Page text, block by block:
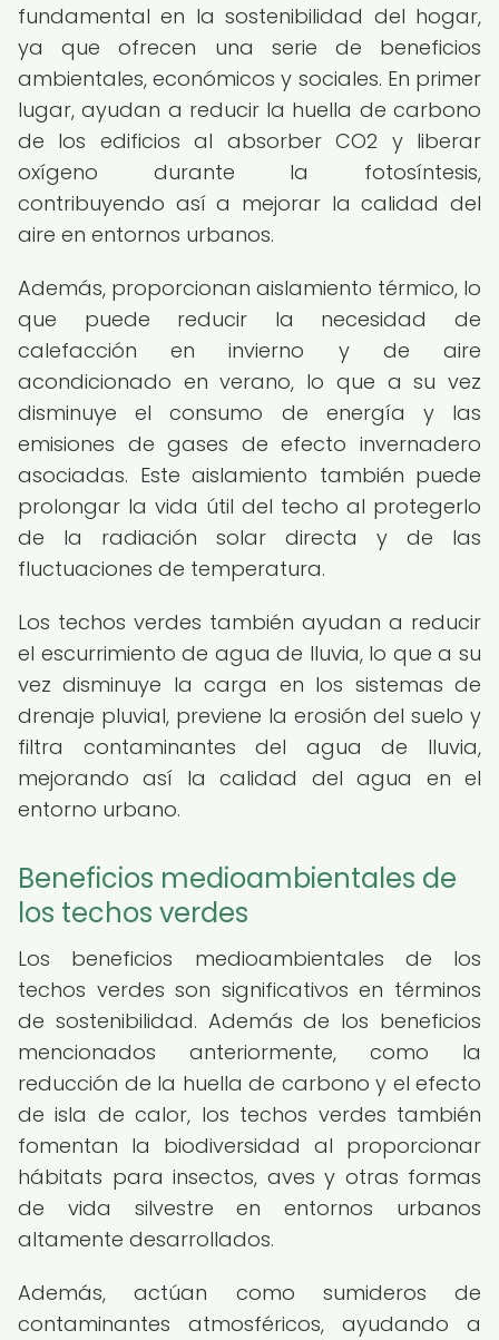
fundamental en la sostenibilidad del hogar,
ya que ofrecen una serie de beneficios
ambientales, económicos y sociales. En primer
lugar, ayudan a reducir la huella de carbono
de los edificios al absorber CO2 y liberar
oxígeno durante la fotosíntesis,
contribuyendo así a mejorar la calidad del
aire en entornos urbanos.
Además, proporcionan aislamiento térmico, lo
que puede reducir la necesidad de
calefacción en invierno y de aire
acondicionado en verano, lo que a su vez
disminuye el consumo de energía y las
emisiones de gases de efecto invernadero
asociadas. Este aislamiento también puede
prolongar la vida útil del techo al protegerlo
de la radiación solar directa y de las
fluctuaciones de temperatura.
Los techos verdes también ayudan a reducir
el escurrimiento de agua de lluvia, lo que a su
vez disminuye la carga en los sistemas de
drenaje pluvial, previene la erosión del suelo y
filtra contaminantes del agua de lluvia,
mejorando así la calidad del agua en el
entorno urbano.
Beneficios medioambientales de
los techos verdes
Los beneficios medioambientales de los
techos verdes son significativos en términos
de sostenibilidad. Además de los beneficios
mencionados anteriormente, como la
reducción de la huella de carbono y el efecto
de isla de calor, los techos verdes también
fomentan la biodiversidad al proporcionar
hábitats para insectos, aves y otras formas
de vida silvestre en entornos urbanos
altamente desarrollados.
Además, actúan como sumideros de
contaminantes atmosféricos, ayudando a